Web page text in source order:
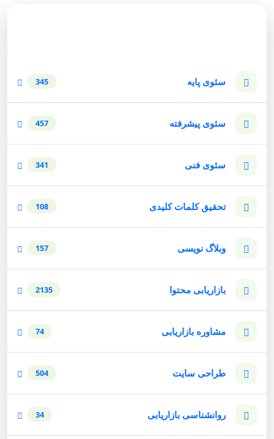
سئوی پایه 345
سئوی پیشرفته 457
سئوی فنی 341
تحقیق کلمات کلیدی 108
وبلاگ نویسی 157
بازاریابی محتوا 2135
مشاوره بازاریابی 74
طراحی سایت 504
روانشناسی بازاریابی 34